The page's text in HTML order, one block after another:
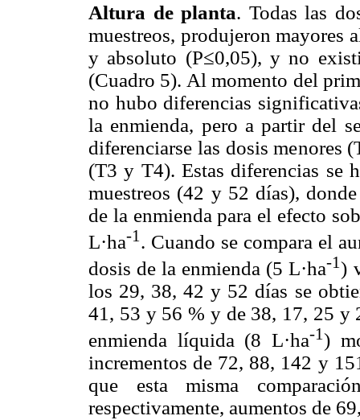
Altura de planta. Todas las
muestreos, produjeron mayores
y absoluto (P≤0,05), y no
(Cuadro 5). Al momento del
no hubo diferencias
la enmienda, pero a partir del
diferenciarse las dosis menores
(T3 y T4). Estas diferencias se
muestreos (42 y 52 días),
de la enmienda para el efecto
L·ha-1 . Cuando se compara el
dosis de la enmienda (5 L·ha-1)
los 29, 38, 42 y 52 días se
41, 53 y 56 % y de 38, 17, 25 y
enmienda líquida (8 L·ha-1)
incrementos de 72, 88, 142 y
que esta misma
respectivamente, aumentos de